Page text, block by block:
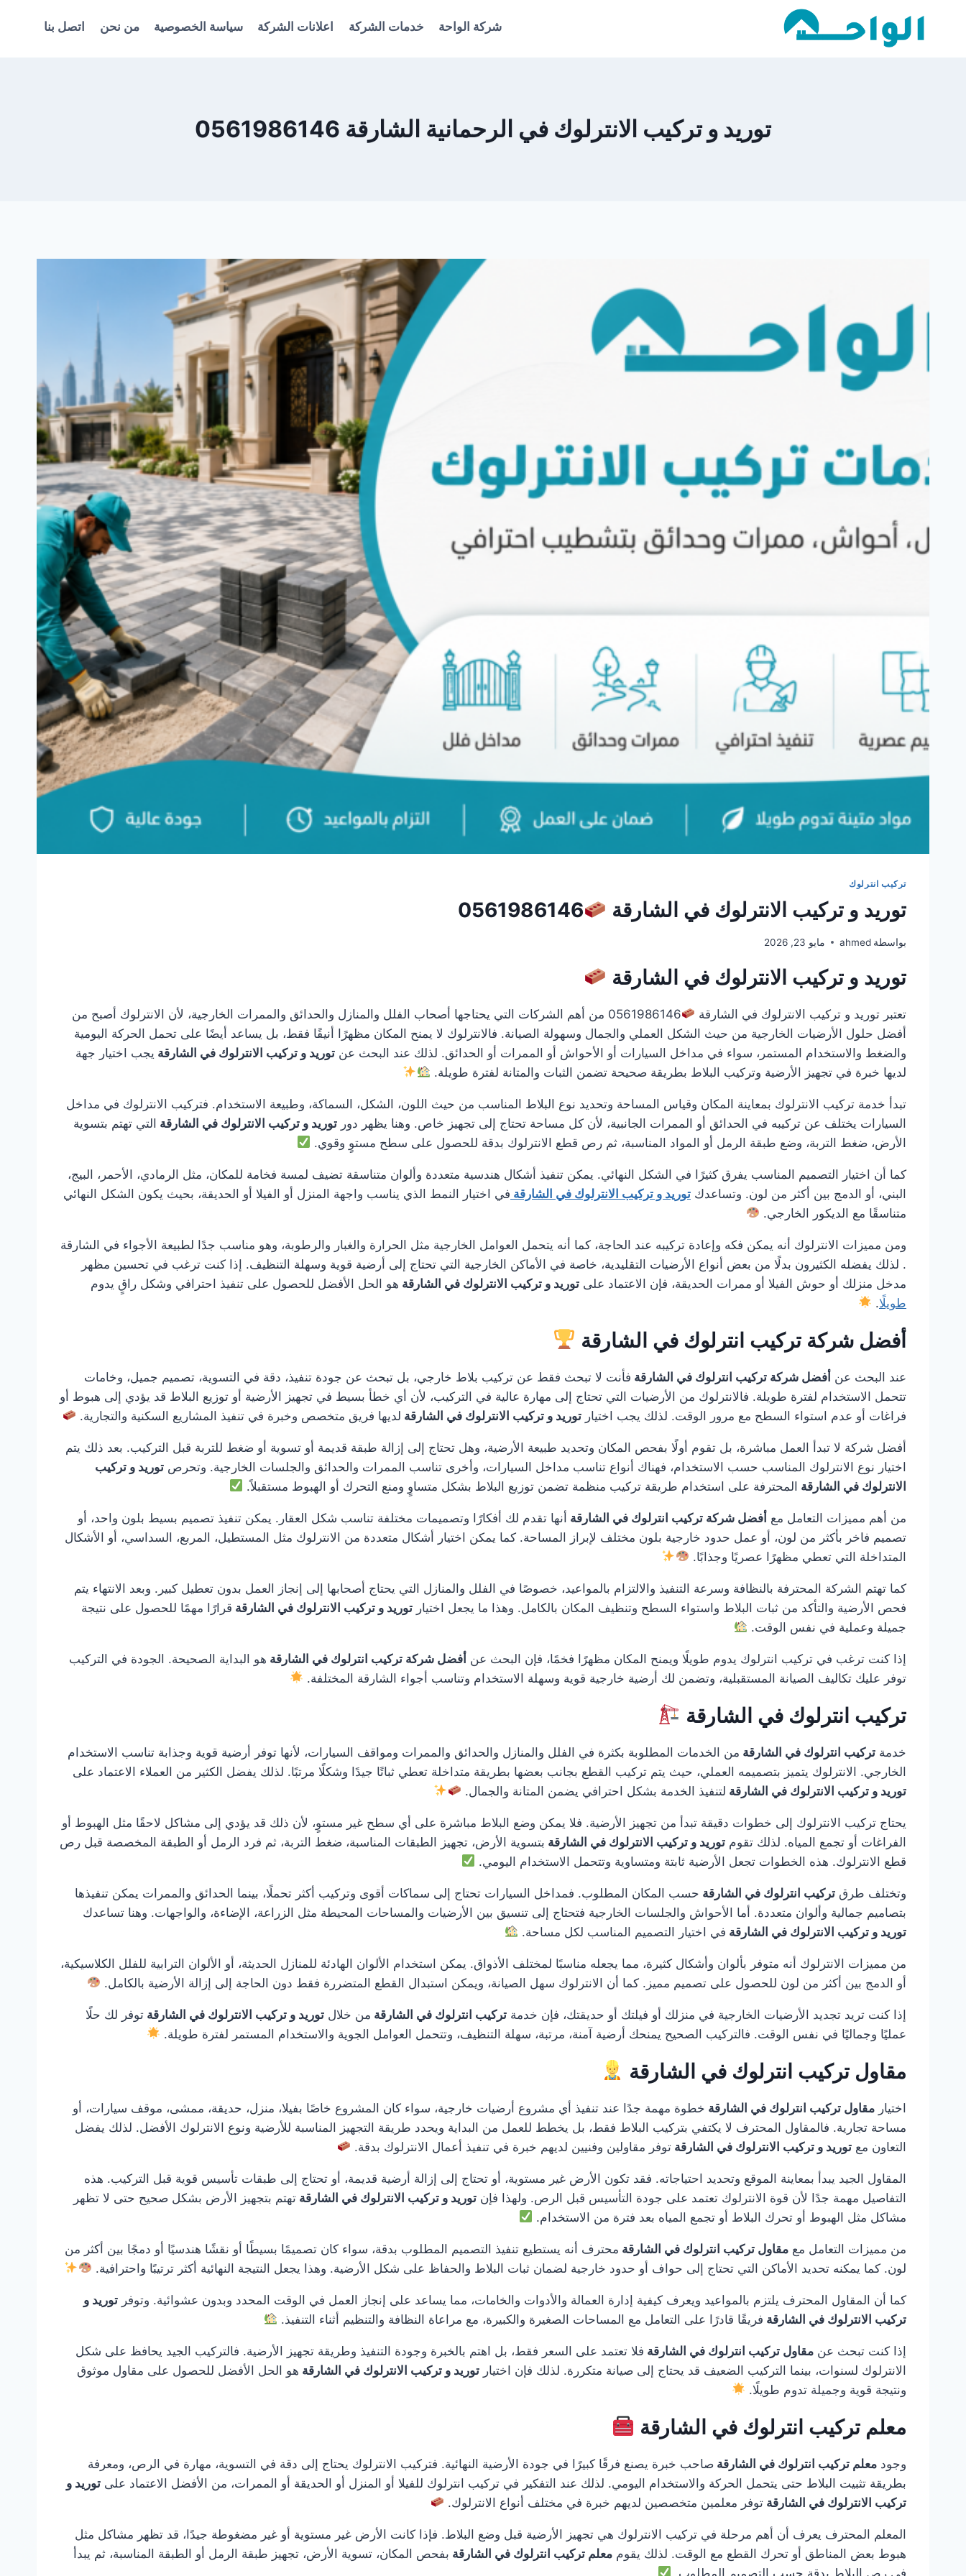
شركة الواحة خدمات الشركة اعلانات الشركة سياسة الخصوصية من نحن اتصل بنا
توريد و تركيب الانترلوك في الرحمانية الشارقة 0561986146
تركيب انترلوك
توريد و تركيب الانترلوك في الشارقة 0561986146
بواسطة ahmed مايو 23, 2026
توريد و تركيب الانترلوك في الشارقة
تعتبر توريد و تركيب الانترلوك في الشارقة
0561986146 من أهم الشركات التي يحتاجها أصحاب الفلل والمنازل والحدائق والممرات الخارجية، لأن الانترلوك أصبح من
أفضل حلول الأرضيات الخارجية من حيث الشكل العملي والجمال وسهولة الصيانة. فالانترلوك لا يمنح المكان مظهرًا أنيقًا فقط، بل يساعد أيضًا على تحمل الحركة اليومية
والضغط والاستخدام المستمر، سواء في مداخل السيارات أو الأحواش أو الممرات أو الحدائق. لذلك عند البحث عن توريد و تركيب الانترلوك في الشارقة يجب اختيار جهة
لديها خبرة في تجهيز الأرضية وتركيب البلاط بطريقة صحيحة تضمن الثبات والمتانة لفترة طويلة.
تبدأ خدمة تركيب الانترلوك بمعاينة المكان وقياس المساحة وتحديد نوع البلاط المناسب من حيث اللون، الشكل، السماكة، وطبيعة الاستخدام. فتركيب الانترلوك في مداخل
السيارات يختلف عن تركيبه في الحدائق أو الممرات الجانبية، لأن كل مساحة تحتاج إلى تجهيز خاص. وهنا يظهر دور توريد و تركيب الانترلوك في الشارقة التي تهتم بتسوية
الأرض، ضغط التربة، وضع طبقة الرمل أو المواد المناسبة، ثم رص قطع الانترلوك بدقة للحصول على سطح مستوٍ وقوي.
كما أن اختيار التصميم المناسب يفرق كثيرًا في الشكل النهائي. يمكن تنفيذ أشكال هندسية متعددة وألوان متناسقة تضيف لمسة فخامة للمكان، مثل الرمادي، الأحمر، البيج،
البني، أو الدمج بين أكثر من لون. وتساعدك توريد و تركيب الانترلوك في الشارقة في اختيار النمط الذي يناسب واجهة المنزل أو الفيلا أو الحديقة، بحيث يكون الشكل النهائي
متناسقًا مع الديكور الخارجي.
ومن مميزات الانترلوك أنه يمكن فكه وإعادة تركيبه عند الحاجة، كما أنه يتحمل العوامل الخارجية مثل الحرارة والغبار والرطوبة، وهو مناسب جدًا لطبيعة الأجواء في الشارقة
. لذلك يفضله الكثيرون بدلًا من بعض أنواع الأرضيات التقليدية، خاصة في الأماكن الخارجية التي تحتاج إلى أرضية قوية وسهلة التنظيف. إذا كنت ترغب في تحسين مظهر
مدخل منزلك أو حوش الفيلا أو ممرات الحديقة، فإن الاعتماد على توريد و تركيب الانترلوك في الشارقة هو الحل الأفضل للحصول على تنفيذ احترافي وشكل راقٍ يدوم
طويلًا.
أفضل شركة تركيب انترلوك في الشارقة
عند البحث عن أفضل شركة تركيب انترلوك في الشارقة فأنت لا تبحث فقط عن تركيب بلاط خارجي، بل تبحث عن جودة تنفيذ، دقة في التسوية، تصميم جميل، وخامات
تتحمل الاستخدام لفترة طويلة. فالانترلوك من الأرضيات التي تحتاج إلى مهارة عالية في التركيب، لأن أي خطأ بسيط في تجهيز الأرضية أو توزيع البلاط قد يؤدي إلى هبوط أو
فراغات أو عدم استواء السطح مع مرور الوقت. لذلك يجب اختيار توريد و تركيب الانترلوك في الشارقة لديها فريق متخصص وخبرة في تنفيذ المشاريع السكنية والتجارية.
أفضل شركة لا تبدأ العمل مباشرة، بل تقوم أولًا بفحص المكان وتحديد طبيعة الأرضية، وهل تحتاج إلى إزالة طبقة قديمة أو تسوية أو ضغط للتربة قبل التركيب. بعد ذلك يتم
اختيار نوع الانترلوك المناسب حسب الاستخدام، فهناك أنواع تناسب مداخل السيارات، وأخرى تناسب الممرات والحدائق والجلسات الخارجية. وتحرص توريد و تركيب
الانترلوك في الشارقة المحترفة على استخدام طريقة تركيب منظمة تضمن توزيع البلاط بشكل متساوٍ ومنع التحرك أو الهبوط مستقبلاً.
من أهم مميزات التعامل مع أفضل شركة تركيب انترلوك في الشارقة أنها تقدم لك أفكارًا وتصميمات مختلفة تناسب شكل العقار. يمكن تنفيذ تصميم بسيط بلون واحد، أو
تصميم فاخر بأكثر من لون، أو عمل حدود خارجية بلون مختلف لإبراز المساحة. كما يمكن اختيار أشكال متعددة من الانترلوك مثل المستطيل، المربع، السداسي، أو الأشكال
المتداخلة التي تعطي مظهرًا عصريًا وجذابًا.
كما تهتم الشركة المحترفة بالنظافة وسرعة التنفيذ والالتزام بالمواعيد، خصوصًا في الفلل والمنازل التي يحتاج أصحابها إلى إنجاز العمل بدون تعطيل كبير. وبعد الانتهاء يتم
فحص الأرضية والتأكد من ثبات البلاط واستواء السطح وتنظيف المكان بالكامل. وهذا ما يجعل اختيار توريد و تركيب الانترلوك في الشارقة قرارًا مهمًا للحصول على نتيجة
جميلة وعملية في نفس الوقت.
إذا كنت ترغب في تركيب انترلوك يدوم طويلًا ويمنح المكان مظهرًا فخمًا، فإن البحث عن أفضل شركة تركيب انترلوك في الشارقة هو البداية الصحيحة. الجودة في التركيب
توفر عليك تكاليف الصيانة المستقبلية، وتضمن لك أرضية خارجية قوية وسهلة الاستخدام وتناسب أجواء الشارقة المختلفة.
تركيب انترلوك في الشارقة
خدمة تركيب انترلوك في الشارقة من الخدمات المطلوبة بكثرة في الفلل والمنازل والحدائق والممرات ومواقف السيارات، لأنها توفر أرضية قوية وجذابة تناسب الاستخدام
الخارجي. الانترلوك يتميز بتصميمه العملي، حيث يتم تركيب القطع بجانب بعضها بطريقة متداخلة تعطي ثباتًا جيدًا وشكلًا مرتبًا. لذلك يفضل الكثير من العملاء الاعتماد على
توريد و تركيب الانترلوك في الشارقة لتنفيذ الخدمة بشكل احترافي يضمن المتانة والجمال.
يحتاج تركيب الانترلوك إلى خطوات دقيقة تبدأ من تجهيز الأرضية. فلا يمكن وضع البلاط مباشرة على أي سطح غير مستوٍ، لأن ذلك قد يؤدي إلى مشاكل لاحقًا مثل الهبوط أو
الفراغات أو تجمع المياه. لذلك تقوم توريد و تركيب الانترلوك في الشارقة بتسوية الأرض، تجهيز الطبقات المناسبة، ضغط التربة، ثم فرد الرمل أو الطبقة المخصصة قبل رص
قطع الانترلوك. هذه الخطوات تجعل الأرضية ثابتة ومتساوية وتتحمل الاستخدام اليومي.
وتختلف طرق تركيب انترلوك في الشارقة حسب المكان المطلوب. فمداخل السيارات تحتاج إلى سماكات أقوى وتركيب أكثر تحملًا، بينما الحدائق والممرات يمكن تنفيذها
بتصاميم جمالية وألوان متعددة. أما الأحواش والجلسات الخارجية فتحتاج إلى تنسيق بين الأرضيات والمساحات المحيطة مثل الزراعة، الإضاءة، والواجهات. وهنا تساعدك
توريد و تركيب الانترلوك في الشارقة في اختيار التصميم المناسب لكل مساحة.
من مميزات الانترلوك أنه متوفر بألوان وأشكال كثيرة، مما يجعله مناسبًا لمختلف الأذواق. يمكن استخدام الألوان الهادئة للمنازل الحديثة، أو الألوان الترابية للفلل الكلاسيكية،
أو الدمج بين أكثر من لون للحصول على تصميم مميز. كما أن الانترلوك سهل الصيانة، ويمكن استبدال القطع المتضررة فقط دون الحاجة إلى إزالة الأرضية بالكامل.
إذا كنت تريد تجديد الأرضيات الخارجية في منزلك أو فيلتك أو حديقتك، فإن خدمة تركيب انترلوك في الشارقة من خلال توريد و تركيب الانترلوك في الشارقة توفر لك حلًا
عمليًا وجماليًا في نفس الوقت. فالتركيب الصحيح يمنحك أرضية آمنة، مرتبة، سهلة التنظيف، وتتحمل العوامل الجوية والاستخدام المستمر لفترة طويلة.
مقاول تركيب انترلوك في الشارقة
اختيار مقاول تركيب انترلوك في الشارقة خطوة مهمة جدًا عند تنفيذ أي مشروع أرضيات خارجية، سواء كان المشروع خاصًا بفيلا، منزل، حديقة، ممشى، موقف سيارات، أو
مساحة تجارية. فالمقاول المحترف لا يكتفي بتركيب البلاط فقط، بل يخطط للعمل من البداية ويحدد طريقة التجهيز المناسبة للأرضية ونوع الانترلوك الأفضل. لذلك يفضل
التعاون مع توريد و تركيب الانترلوك في الشارقة توفر مقاولين وفنيين لديهم خبرة في تنفيذ أعمال الانترلوك بدقة.
المقاول الجيد يبدأ بمعاينة الموقع وتحديد احتياجاته. فقد تكون الأرض غير مستوية، أو تحتاج إلى إزالة أرضية قديمة، أو تحتاج إلى طبقات تأسيس قوية قبل التركيب. هذه
التفاصيل مهمة جدًا لأن قوة الانترلوك تعتمد على جودة التأسيس قبل الرص. ولهذا فإن توريد و تركيب الانترلوك في الشارقة تهتم بتجهيز الأرض بشكل صحيح حتى لا تظهر
مشاكل مثل الهبوط أو تحرك البلاط أو تجمع المياه بعد فترة من الاستخدام.
من مميزات التعامل مع مقاول تركيب انترلوك في الشارقة محترف أنه يستطيع تنفيذ التصميم المطلوب بدقة، سواء كان تصميمًا بسيطًا أو نقشًا هندسيًا أو دمجًا بين أكثر من
لون. كما يمكنه تحديد الأماكن التي تحتاج إلى حواف أو حدود خارجية لضمان ثبات البلاط والحفاظ على شكل الأرضية. وهذا يجعل النتيجة النهائية أكثر ترتيبًا واحترافية.
كما أن المقاول المحترف يلتزم بالمواعيد ويعرف كيفية إدارة العمالة والأدوات والخامات، مما يساعد على إنجاز العمل في الوقت المحدد وبدون عشوائية. وتوفر توريد و
تركيب الانترلوك في الشارقة فريقًا قادرًا على التعامل مع المساحات الصغيرة والكبيرة، مع مراعاة النظافة والتنظيم أثناء التنفيذ.
إذا كنت تبحث عن مقاول تركيب انترلوك في الشارقة فلا تعتمد على السعر فقط، بل اهتم بالخبرة وجودة التنفيذ وطريقة تجهيز الأرضية. فالتركيب الجيد يحافظ على شكل
الانترلوك لسنوات، بينما التركيب الضعيف قد يحتاج إلى صيانة متكررة. لذلك فإن اختيار توريد و تركيب الانترلوك في الشارقة هو الحل الأفضل للحصول على مقاول موثوق
ونتيجة قوية وجميلة تدوم طويلًا.
معلم تركيب انترلوك في الشارقة
وجود معلم تركيب انترلوك في الشارقة صاحب خبرة يصنع فرقًا كبيرًا في جودة الأرضية النهائية. فتركيب الانترلوك يحتاج إلى دقة في التسوية، مهارة في الرص، ومعرفة
بطريقة تثبيت البلاط حتى يتحمل الحركة والاستخدام اليومي. لذلك عند التفكير في تركيب انترلوك للفيلا أو المنزل أو الحديقة أو الممرات، من الأفضل الاعتماد على توريد و
تركيب الانترلوك في الشارقة توفر معلمين متخصصين لديهم خبرة في مختلف أنواع الانترلوك.
المعلم المحترف يعرف أن أهم مرحلة في تركيب الانترلوك هي تجهيز الأرضية قبل وضع البلاط. فإذا كانت الأرض غير مستوية أو غير مضغوطة جيدًا، قد تظهر مشاكل مثل
هبوط بعض المناطق أو تحرك القطع مع الوقت. لذلك يقوم معلم تركيب انترلوك في الشارقة بفحص المكان، تسوية الأرض، تجهيز طبقة الرمل أو الطبقة المناسبة، ثم يبدأ
في رص البلاط بدقة حسب التصميم المطلوب.